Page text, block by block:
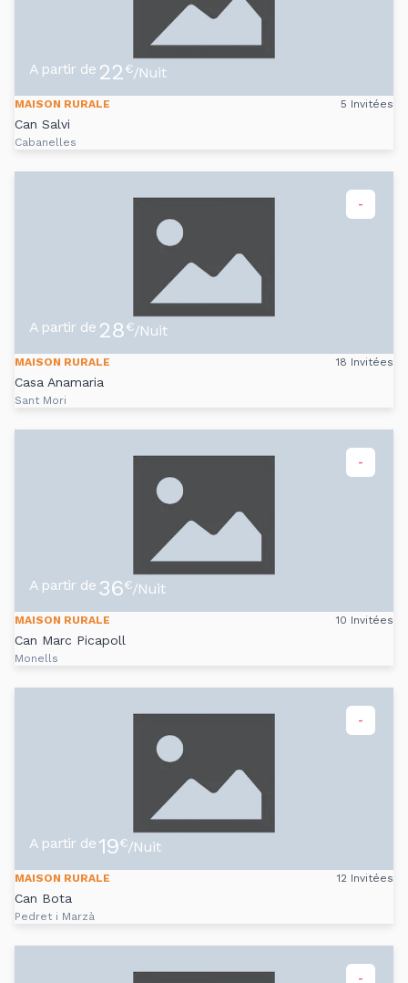
A partir de 22€/Nuit
MAISON RURALE 5 Invitées
Can Salvi
Cabanelles
-
A partir de 28€/Nuit
MAISON RURALE 18 Invitées
Casa Anamaria
Sant Mori
-
A partir de 36€/Nuit
MAISON RURALE 10 Invitées
Can Marc Picapoll
Monells
-
A partir de 19€/Nuit
MAISON RURALE 12 Invitées
Can Bota
Pedret i Marzà
-